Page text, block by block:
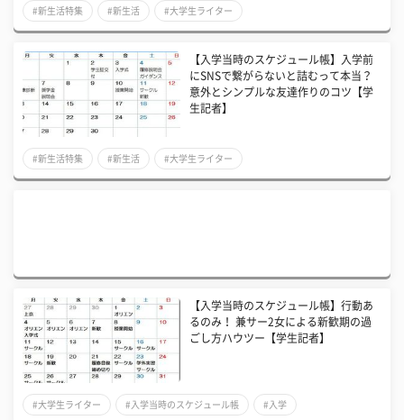
#新生活特集 #新生活 #大学生ライター
【入学当時のスケジュール帳】入学前
にSNSで繋がらないと詰むって本当？
意外とシンプルな友達作りのコツ【学
生記者】
#新生活特集 #新生活 #大学生ライター
【入学当時のスケジュール帳】行動あ
るのみ！ 兼サー2女による新歓期の過
ごし方ハウツー【学生記者】
#大学生ライター #入学当時のスケジュール帳 #入学